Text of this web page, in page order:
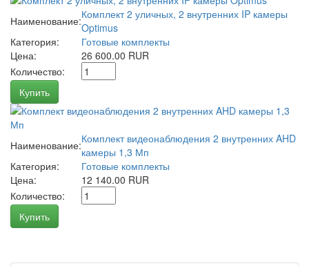
Наименование:Комплект 2 уличных, 2 внутренних IP камеры
Optimus
Категория:
Готовые комплекты
Цена:
26 600.00 RUR
Количество:
Купить
Наименование:Комплект видеонаблюдения 2 внутренних AHD
камеры 1,3 Мп
Категория:
Готовые комплекты
Цена:
12 140.00 RUR
Количество:
Купить